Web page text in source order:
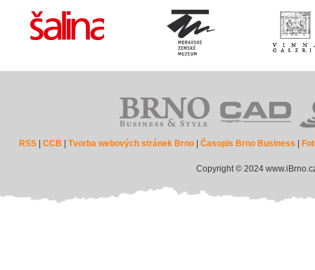
RSS |CCB |Tvorba webových stránek Brno |Časopis Brno Business
Copyright © 2024